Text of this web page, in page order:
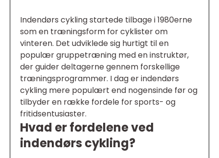
Indendørs cykling startede tilbage i 1980erne
som en træningsform for cyklister om
vinteren. Det udviklede sig hurtigt til en
populær gruppetræning med en instruktør,
der guider deltagerne gennem forskellige
træningsprogrammer. I dag er indendørs
cykling mere populært end nogensinde før og
tilbyder en række fordele for sports- og
fritidsentusiaster.
Hvad er fordelene ved
indendørs cykling?